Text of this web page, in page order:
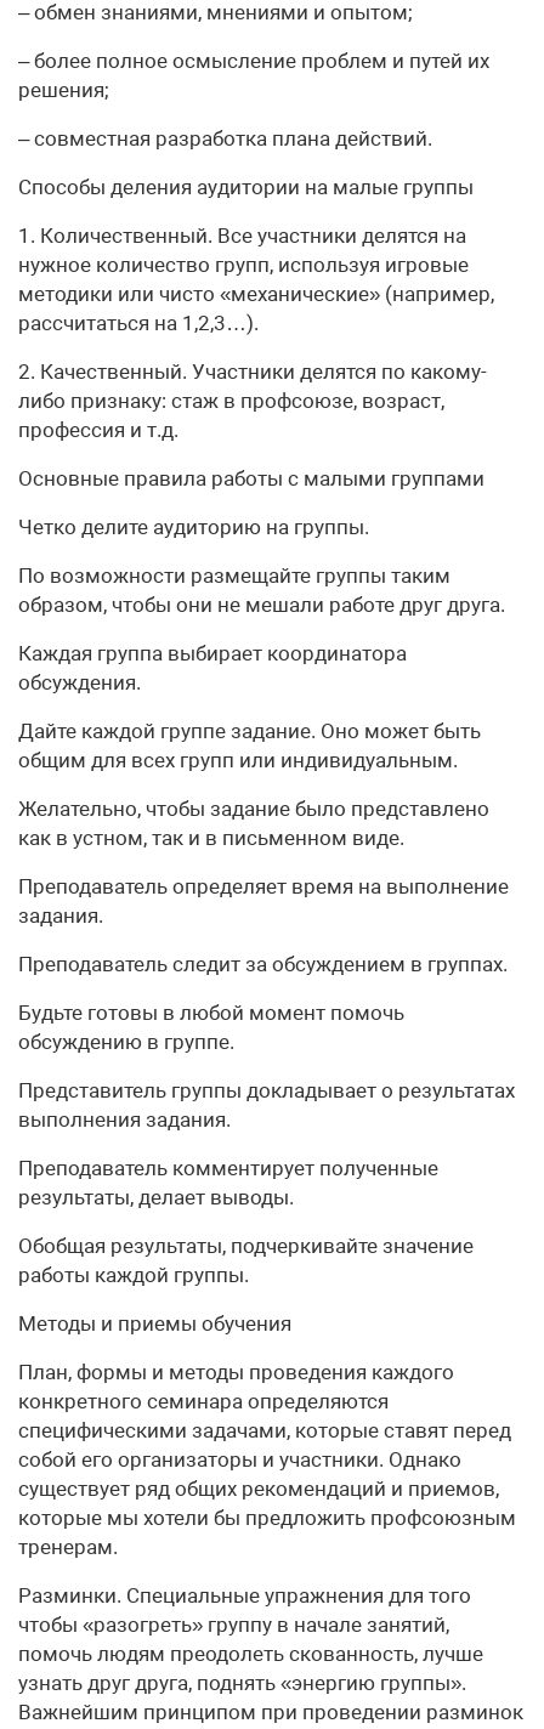
– обмен знаниями, мнениями и опытом;
– более полное осмысление проблем и путей их
решения;
– совместная разработка плана действий.
Способы деления аудитории на малые группы
1. Количественный. Все участники делятся на
нужное количество групп, используя игровые
методики или чисто «механические» (например,
рассчитаться на 1,2,3…).
2. Качественный. Участники делятся по какому-
либо признаку: стаж в профсоюзе, возраст,
профессия и т.д.
Основные правила работы с малыми группами
Четко делите аудиторию на группы.
По возможности размещайте группы таким
образом, чтобы они не мешали работе друг друга.
Каждая группа выбирает координатора
обсуждения.
Дайте каждой группе задание. Оно может быть
общим для всех групп или индивидуальным.
Желательно, чтобы задание было представлено
как в устном, так и в письменном виде.
Преподаватель определяет время на выполнение
задания.
Преподаватель следит за обсуждением в группах.
Будьте готовы в любой момент помочь
обсуждению в группе.
Представитель группы докладывает о результатах
выполнения задания.
Преподаватель комментирует полученные
результаты, делает выводы.
Обобщая результаты, подчеркивайте значение
работы каждой группы.
Методы и приемы обучения
План, формы и методы проведения каждого
конкретного семинара определяются
специфическими задачами, которые ставят перед
собой его организаторы и участники. Однако
существует ряд общих рекомендаций и приемов,
которые мы хотели бы предложить профсоюзным
тренерам.
Разминки. Специальные упражнения для того
чтобы «разогреть» группу в начале занятий,
помочь людям преодолеть скованность, лучше
узнать друг друга, поднять «энергию группы».
Важнейшим принципом при проведении разминок